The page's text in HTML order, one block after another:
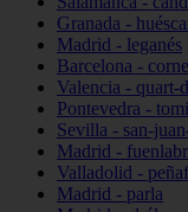
Granada -
Madrid - leganés
Barcelona -
Valencia - quart-
Pontevedra -
Sevilla - san-
Madrid -
Valladolid -
Madrid - parla